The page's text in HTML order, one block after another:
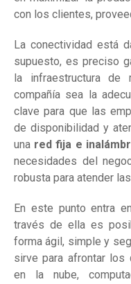
con los clientes,
La conectividad está
supuesto, es preciso
la infraestructura
compañía sea la
clave para que las
de disponibilidad y
una red fija e
necesidades del
robusta para atender
En este punto entra
través de ella es
forma ágil, simple y
sirve para afrontar
en la nube,